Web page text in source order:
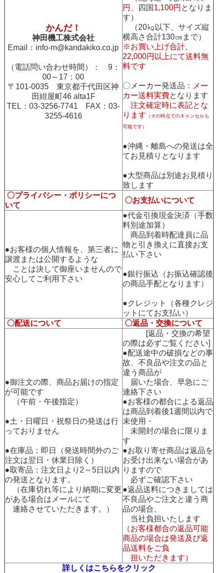
かんだ！
神田機工株式会社
Email： info-m@kandakiko.co.jp
（電話問い合わせ時間）： 9：
00～17：00
〒101-0035 東京都千代田区神
田紺屋町46 alta1F
TEL：03-3256-7741 FAX：03-
3255-4616
円
、四国 1,100円 となりま
す）
（20㎏以下、サイズ縦
横高さ合計130㎝まで）
※お買い上げ合計、
22,000円以上にて送料無
料です
〇メーカー発送品：
メー
カー送料実費となります
注文確定時に表記とな
ります （その時点でのキャンセルも
可能です）
●沖縄・離島への発送は全
てお見積りとなります
●大型商品は別途お見積り
致します
〇プライバシー・ポリシーにつ
いて
〇お支払いについて
●お客様の個人情報を、第三者に
譲渡または公開するような
ことは決して御座いませんので
安心してご利用下さい
●代金引換現金決済（手数
料別途加算）
商品到着時配達員に品
物と引き換えに直接お支
払い下さい
●銀行振込（お振込確認後
の商品手配となります）
●クレジット（各種クレジ
ットにてお支払い）
〇配送について
〇返品・交換について
●御注文の際、商品お届けの指定
が可能です
（午前・午後指定）
●土・日曜日・祝祭日の発送は行
っておりません
●在庫品：即日（発送時間外のご
注文は翌日・休業日除く）
●取寄品：注文日より2～5日以内
の発送となります。
（在庫切れ等により納期に変更
がある場合はメールにて
連絡させていただきます。）
[返品・交換の希望
の際は必ずご覧ください]
●配送途中の破損などの事
故、不良品や注文の品と
違う商品が
届いた場合、早急にご
連絡下さい
●お客様の都合による返品
は商品到着後1週間以内で
未使用・
未開封の場合に限りま
す
●お取り寄せ商品は返品を
お受け出来ない場合があ
りますので
必ずご確認下さい
●返品送料につきましては
不良品やご注文と違う商
品の場合、
当社負担いたします
（お客様都合の返品可能
商品の場合は発送及び返
品送料をご負
担いただきます）
詳しくはこちらをクリック